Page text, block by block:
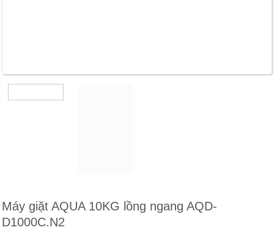
Máy giặt AQUA 10KG lồng ngang AQD-
D1000C.N2